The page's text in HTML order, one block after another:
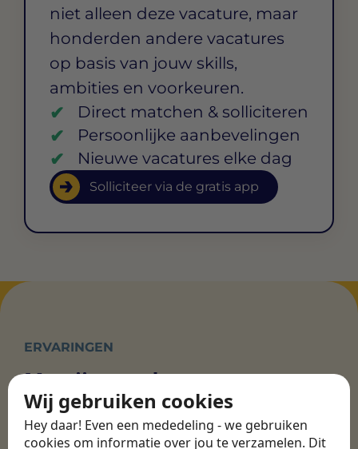
Wij gebruiken cookies
Hey daar! Even een mededeling - we gebruiken
cookies om informatie over jou te verzamelen. Dit
niet alleen deze vacature, maar
honderden andere vacatures
op basis van jouw skills,
ambities en voorkeuren.
Direct matchen & solliciteren
Persoonlijke aanbevelingen
Nieuwe vacatures elke dag
Solliciteer via de gratis app
ERVARINGEN
Martijn vond een
nieuwe baan bij
CBEE